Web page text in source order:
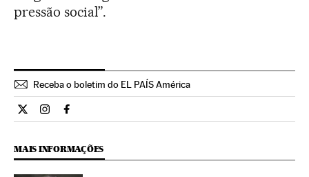
pressão social”.
Receba o boletim do EL PAÍS América
Internacional El País Brasil en Twitter
Internacional El País Brasil en Instagram
Internacional El País Brasil en Facebook
MAIS INFORMAÇÕES